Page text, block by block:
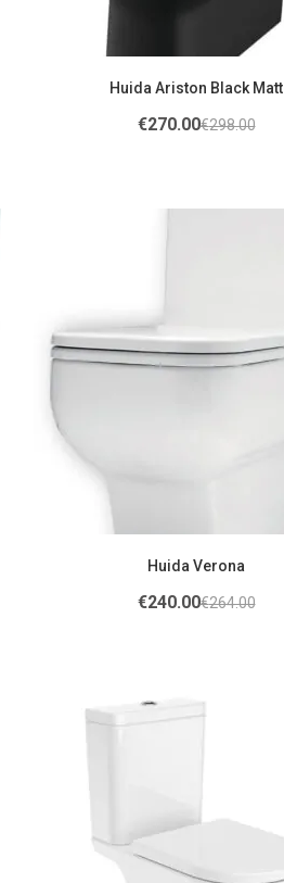
Huida Ariston Black Matt
€298.00
€270.00
Huida Verona
€264.00
€240.00